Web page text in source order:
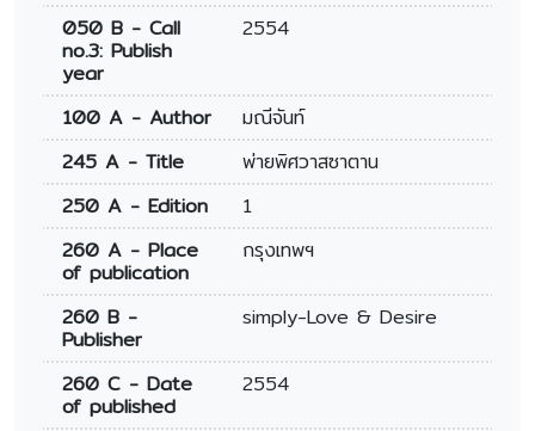
050 B - Call
no.3: Publish
year
2554
100 A - Author
มณีจันท์
245 A - Title
พ่ายพิศวาสซาตาน
250 A - Edition
1
260 A - Place
of publication
กรุงเทพฯ
260 B -
Publisher
simply-Love & Desire
260 C - Date
of published
2554